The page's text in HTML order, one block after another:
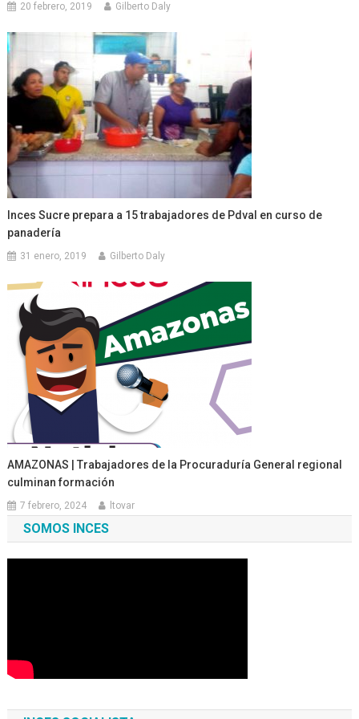
20 febrero, 2019 Gilberto Daly
Inces Sucre prepara a 15 trabajadores de Pdval en curso de
panadería
31 enero, 2019 Gilberto Daly
AMAZONAS | Trabajadores de la Procuraduría General regional
culminan formación
7 febrero, 2024 ltovar
SOMOS INCES